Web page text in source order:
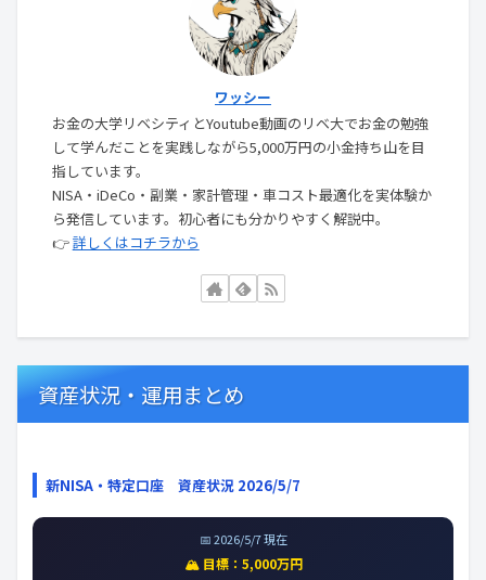
ワッシー
お金の大学リベシティとYoutube動画のリベ大でお金の勉強
して学んだことを実践しながら5,000万円の小金持ち山を目
指しています。
NISA・iDeCo・副業・家計管理・車コスト最適化を実体験か
ら発信しています。初心者にも分かりやすく解説中。
👉詳しくはコチラから
資産状況・運用まとめ
新NISA・特定口座 資産状況 2026/5/7
📅 2026/5/7 現在
🏔️ 目標：5,000万円